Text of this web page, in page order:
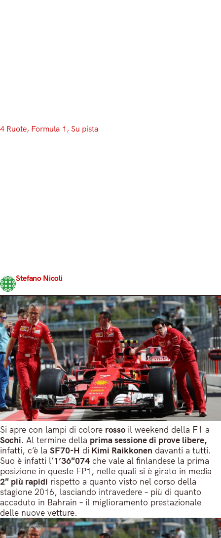
4 Ruote, Formula 1 , Su pista
Stefano Nicoli
Si apre con lampi di colore rosso il weekend della F1 a
Sochi. Al termine della prima sessione di prove libere,
infatti, c’è la SF70-H di Kimi Raikkonen davanti a tutti.
Suo è infatti l’1’36″074 che vale al finlandese la prima
posizione in queste FP1, nelle quali si è girato in media
2″ più rapidi rispetto a quanto visto nel corso della
stagione 2016, lasciando intravedere – più di quanto
accaduto in Bahrain – il miglioramento prestazionale
delle nuove vetture.